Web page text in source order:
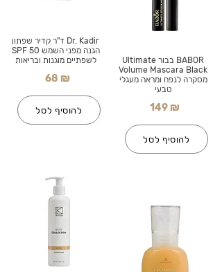
Dr. Kadir ד"ר קדיר שפתון
הגנה מפני השמש SPF 50
לשפתיים מוגנות ובריאות
68 ₪
להוסיף לסל
BABOR בבור Ultimate
Volume Mascara Black
מסקרה לנפח ומראה מעגלי
טבעי
149 ₪
להוסיף לסל